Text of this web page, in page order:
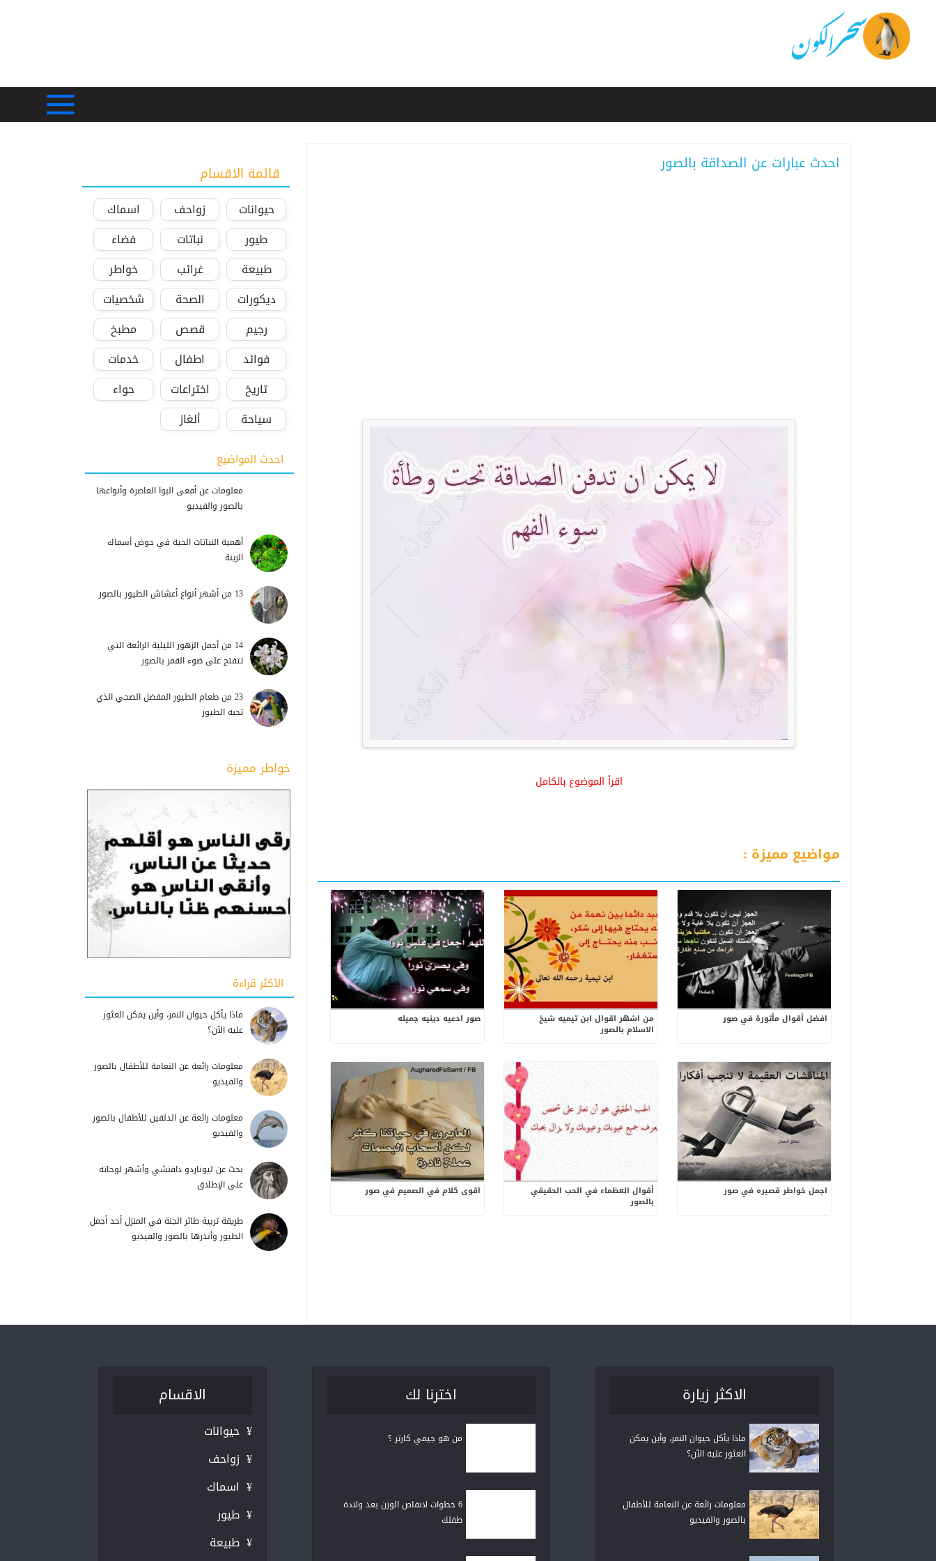
احدث عبارات عن الصداقة بالصور
اقرأ الموضوع بالكامل
مواضيع مميزة :
افضل أقوال مأثورة في صور من اشهر اقوال ابن تيميه شيخ
الاسلام بالصور
صور ادعيه دينيه جميله
اجمل خواطر قصيره في صور أقوال العظماء في الحب الحقيقي
بالصور
اقوى كلام في الصميم في صور
قائمة الاقسام
حيوانات زواحف
اسماك
طيور
نباتات
فضاء
طبيعة
غرائب
خواطر
ديكورات
الصحة
شخصيات
رجيم
قصص
مطبخ
فوائد
اطفال
خدمات
تاريخ
اختراعات
حواء
سياحة
ألغاز
احدث المواضيع
معلومات عن أفعى البوا العاصرة وأنواعها
بالصور والفيديو
أهمية النباتات الحية في حوض أسماك
الزينة
13 من أشهر أنواع أعشاش الطيور بالصور
14 من أجمل الزهور الليلية الرائعة التي
تتفتح على ضوء القمر بالصور
23 من طعام الطيور المفضل الصحي الذي
تحبه الطيور
خواطر مميزة
الأكثر قراءة
ماذا يأكل حيوان النمر، وأين يمكن العثور
عليه الآن؟
معلومات رائعة عن النعامة للأطفال بالصور
والفيديو
معلومات رائعة عن الدلفين للأطفال بالصور
والفيديو
بحث عن ليوناردو دافنشي وأشهر لوحاته
على الإطلاق
طريقة تربية طائر الجنة في المنزل أحد أجمل
الطيور وأندرها بالصور والفيديو
الاكثر زيارة
ماذا يأكل حيوان النمر، وأين يمكن
العثور عليه الآن؟
معلومات رائعة عن النعامة للأطفال
بالصور والفيديو
اخترنا لك
من هو جيمي كارتر ؟
6 خطوات لانقاص الوزن بعد ولادة
طفلك
الاقسام
¥ حيوانات
¥ زواحف
¥ اسماك
¥ طيور
¥ طبيعة